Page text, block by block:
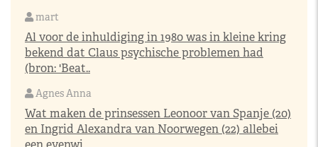
mart
Al voor de inhuldiging in 1980 was in kleine kring
bekend dat Claus psychische problemen had
(bron: 'Beat..
Agnes Anna
Wat maken de prinsessen Leonoor van Spanje (20)
en Ingrid Alexandra van Noorwegen (22) allebei